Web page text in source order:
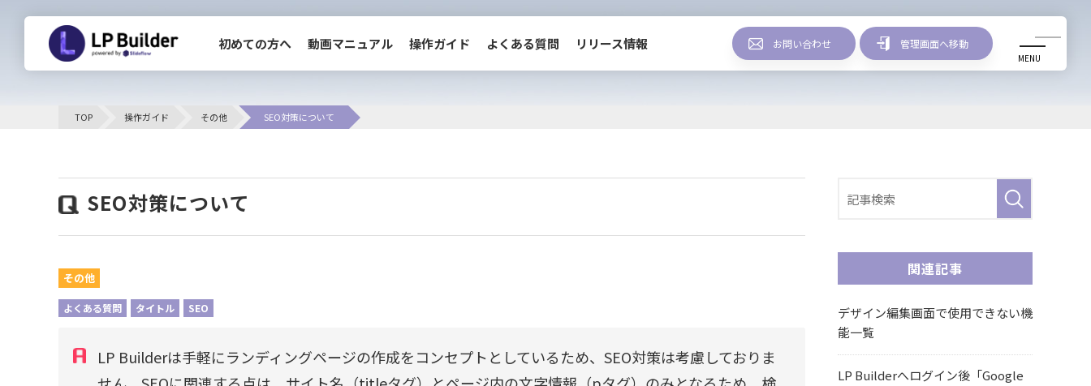
初めての方へ 動画マニュアル 操作ガイド よくある質問 リリース情報 お問い合わせ 管理画面へ移動
MENU
初めての方へ 動画マニュアル
TOP 操作ガイド その他 SEO対策について
SEO対策について
その他
よくある質問 タイトル SEO
LP Builderは手軽にランディングページの作成をコンセプトとしているため、SEO対策は考慮しておりま
関連記事
デザイン編集画面で使用できない機
能一覧
LP Builderへログイン後「Google